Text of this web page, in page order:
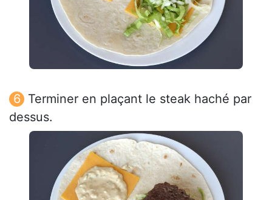
Terminer en plaçant le steak haché par
dessus.